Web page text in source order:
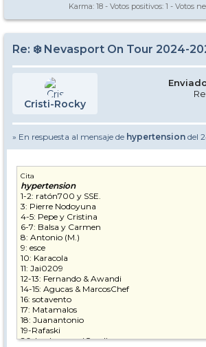
Karma: 18 - Votos positivos: 1 - Votos
Re: ❄️ Nevasport On Tour 2024-
Cristi-Rocky
» En respuesta al mensaje de hypertension del
Cita
hypertension
1-2: ratón700 y SSE.
3: Pierre Nodoyuna
4-5: Pepe y Cristina
6-7: Balsa y Carmen
8: Antonio (M.)
9: esce
10: Karacola
11: Jai0209
12-13: Fernando & Awandi
14-15: Agucas & MarcosChef
16: sotavento
17: Matamalos
18: Juanantonio
19-Rafaski
20-Laalemana (Carol)